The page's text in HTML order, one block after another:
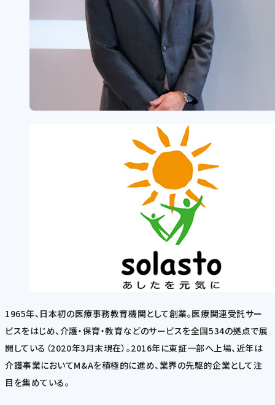
1965年、日本初の医療事務教育機関として創業。医療関連受託サー
ビスをはじめ、介護・保育・教育などのサービスを全国534の拠点で展
開している（2020年3月末現在）。2016年に東証一部へ上場、近年は
介護事業においてM&Aを積極的に進め、業界の先駆的企業として注
目を集めている。